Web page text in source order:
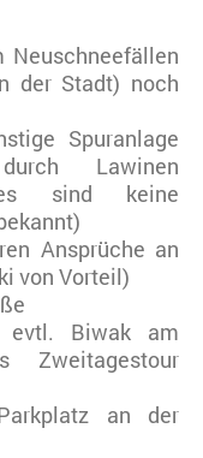
Neuschneefällen
der Stadt) noch
Spuranlage
Lawinen
sind keine
Ansprüche an
von Vorteil)
evtl. Biwak am
an der